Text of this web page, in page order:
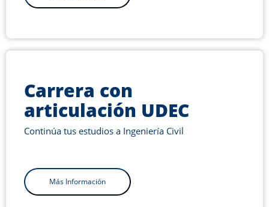
Carrera con
articulación UDEC
Continúa tus estudios a Ingeniería Civil
Más Información